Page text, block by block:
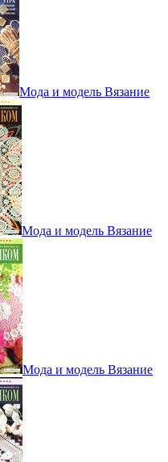
Мода и модель Вязание
Мода и модель Вязание
Мода и модель Вязание